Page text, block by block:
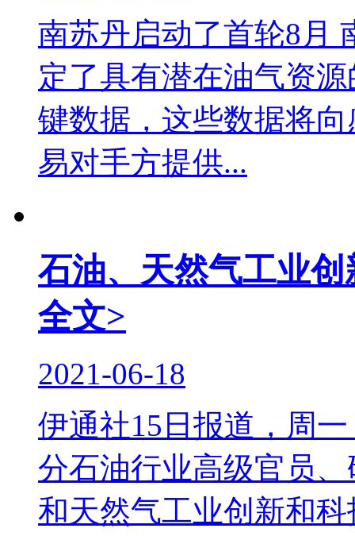
南苏丹启动了首轮8月
定了具有潜在油气资
键数据，这些数据将
易对手方提供...
石油、天然气工业
全文>
2021-06-18
伊通社15日报道，周
分石油行业高级官员
和天然气工业创新和